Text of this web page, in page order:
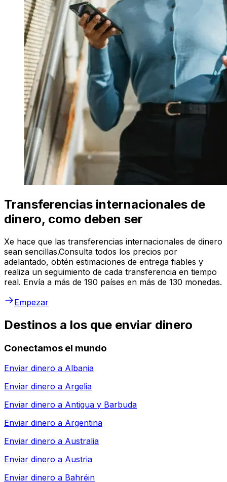
Transferencias internacionales de
dinero, como deben ser
Xe hace que las transferencias internacionales de dinero
sean sencillas.Consulta todos los precios por
adelantado, obtén estimaciones de entrega fiables y
realiza un seguimiento de cada transferencia en tiempo
real. Envía a más de 190 países en más de 130 monedas.
Empezar
Destinos a los que enviar dinero
Conectamos el mundo
Enviar dinero a Albania
Enviar dinero a Argelia
Enviar dinero a Antigua y Barbuda
Enviar dinero a Argentina
Enviar dinero a Australia
Enviar dinero a Austria
Enviar dinero a Bahréin